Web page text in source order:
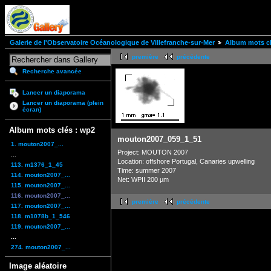
Galerie de l'Observatoire Océanologique de Villefranche-sur-Mer Album mots
Recherche avancée
Lancer un diaporama
Lancer un diaporama (plein
écran)
Album mots clés : wp2
1. mouton2007_...
113. m1376_1_45
114. mouton2007_...
115. mouton2007_...
116. mouton2007_...
117. mouton2007_...
118. m1078b_1_546
119. mouton2007_...
274. mouton2007_...
Image aléatoire
première précédente
mouton2007_059_1_51
Project: MOUTON 2007
Location: offshore Portugal, Canaries upwelling
Time: summer 2007
Net: WPII 200 µm
première précédente